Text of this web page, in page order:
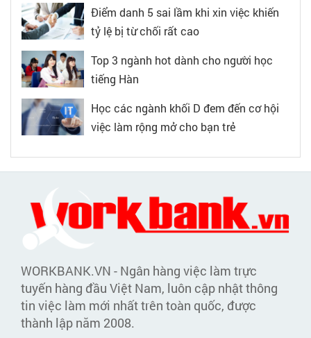
Điểm danh 5 sai lầm khi xin việc khiến
tỷ lệ bị từ chối rất cao
Top 3 ngành hot dành cho người học
tiếng Hàn
Học các ngành khối D đem đến cơ hội
việc làm rộng mở cho bạn trẻ
WORKBANK.VN - Ngân hàng việc làm trực
tuyến hàng đầu Việt Nam, luôn cập nhật thông
tin việc làm mới nhất trên toàn quốc, được
thành lập năm 2008.